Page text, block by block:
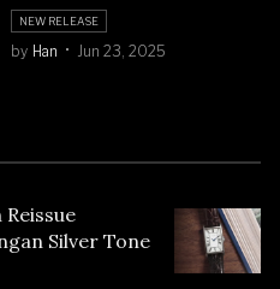
NEW RELEASE
by Han Jun 23, 2025
Silver Tone